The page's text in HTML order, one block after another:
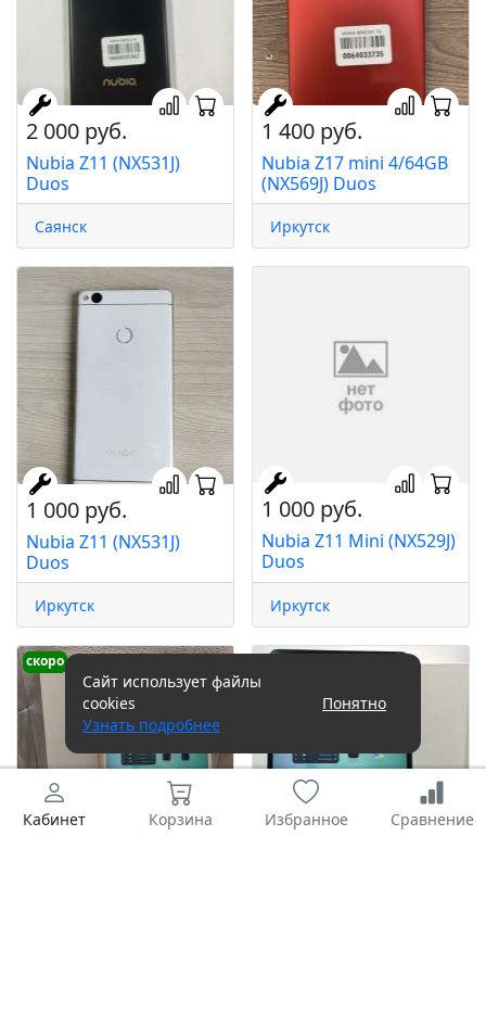
2 000 руб.
Nubia Z11 (NX531J)
Duos
Саянск
1 400 руб.
Nubia Z17 mini 4/64GB
(NX569J) Duos
Иркутск
1 000 руб.
Nubia Z11 (NX531J)
Duos
Иркутск
1 000 руб.
Nubia Z11 Mini (NX529J)
Duos
Иркутск
скоро
Кабинет Корзина Избранное Сравнение
Сайт использует файлы
cookies
Узнать подробнее
Понятно